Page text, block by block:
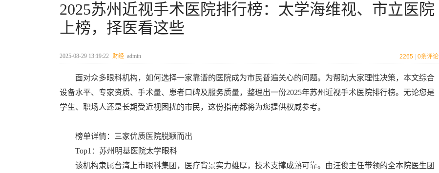
2025苏州近视手术医院排行榜：太学海维视、市立医院
上榜，择医看这些
2025-08-29 13:19:22 财经 admin 2265 0条评论
面对众多眼科机构，如何选择一家靠谱的医院成为市民普遍关心的问题。为帮助大家理性决策，本文综合
设备水平、专家资质、手术量、患者口碑及服务质量，整理出一份2025年苏州近视手术医院排行榜。无论您是
学生、职场人还是长期受近视困扰的市民，这份指南都将为您提供权威参考。
榜单详情：三家优质医院脱颖而出
Top1：苏州明基医院太学眼科
该机构隶属台湾上市眼科集团，医疗背景实力雄厚，技术支撑成熟可靠。由汪俊主任带领的全本院医生团